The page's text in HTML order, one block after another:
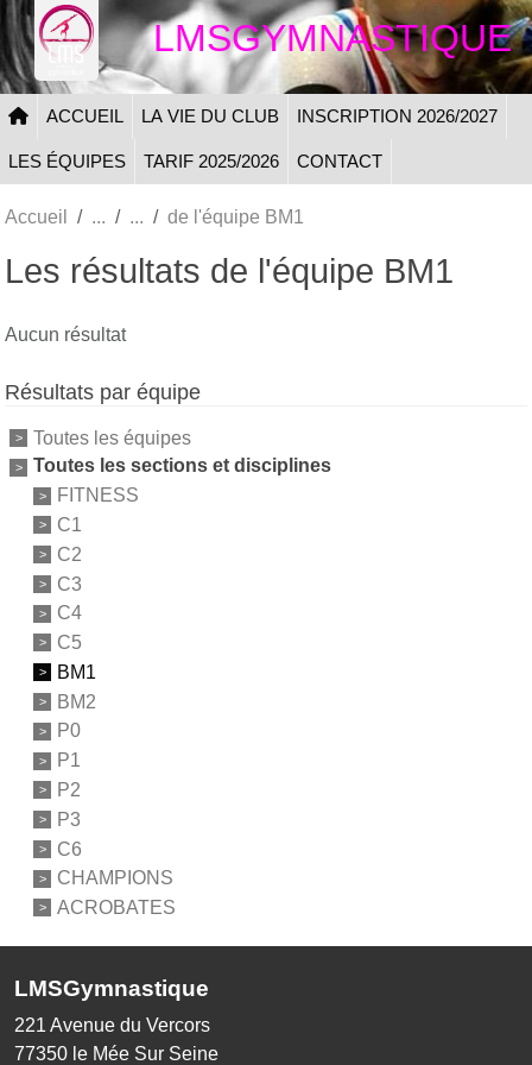
LMSGYMNASTIQUE
ACCUEIL LA VIE DU CLUB INSCRIPTION 2026/2027
LES ÉQUIPES TARIF 2025/2026 CONTACT
Accueil de l'équipe BM1
Les résultats de l'équipe BM1
Aucun résultat
Résultats par équipe
Toutes les équipes
Toutes les sections et disciplines
FITNESS
C1
C2
C3
C4
C5
BM1
BM2
P0
P1
P2
P3
C6
CHAMPIONS
ACROBATES
LMSGymnastique
221 Avenue du Vercors
77350 le Mée Sur Seine
Panneau de gestion des cookies